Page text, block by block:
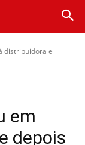
distribuidora e
em
depois